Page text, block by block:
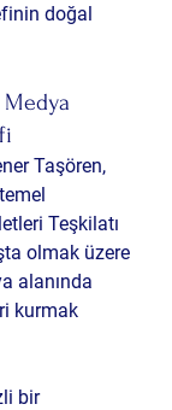
doğal
Medya
Taşören,
Teşkilatı
olmak üzere
alanında
kurmak
bir